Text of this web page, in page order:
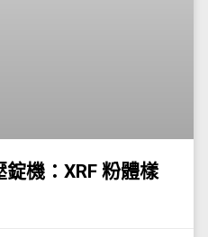
機：XRF 粉體樣